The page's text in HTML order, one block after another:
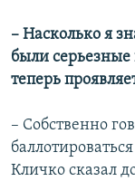
– Насколько я
были
теперь
– Собственно
Кличко сказал